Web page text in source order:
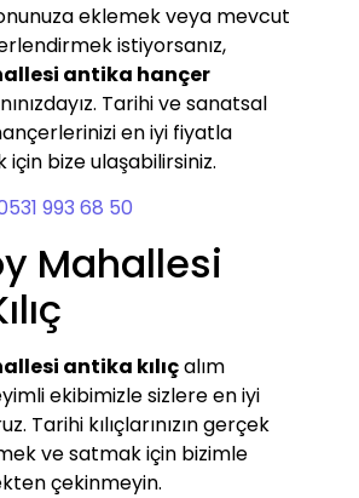
eklemek veya mevcut
istiyorsanız,
antika hançer
Tarihi ve sanatsal
en iyi fiyatla
bize ulaşabilirsiniz.
993 68 50
Mahallesi
antika kılıçalım
ekibimizle sizlere en iyi
Tarihi kılıçlarınızın gerçek
ve satmak için bizimle
çekinmeyin.